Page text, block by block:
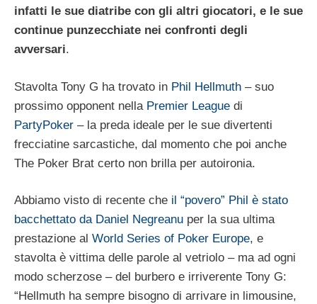
infatti le sue diatribe con gli altri giocatori, e le sue
continue punzecchiate nei confronti degli
avversari.
Stavolta Tony G ha trovato in Phil Hellmuth – suo
prossimo opponent nella Premier League di
PartyPoker – la preda ideale per le sue divertenti
frecciatine sarcastiche, dal momento che poi anche
The Poker Brat certo non brilla per autoironia.
Abbiamo visto di recente che il “povero” Phil è stato
bacchettato da Daniel Negreanu per la sua ultima
prestazione al World Series of Poker Europe, e
stavolta è vittima delle parole al vetriolo – ma ad ogni
modo scherzose – del burbero e irriverente Tony G:
“Hellmuth ha sempre bisogno di arrivare in limousine,